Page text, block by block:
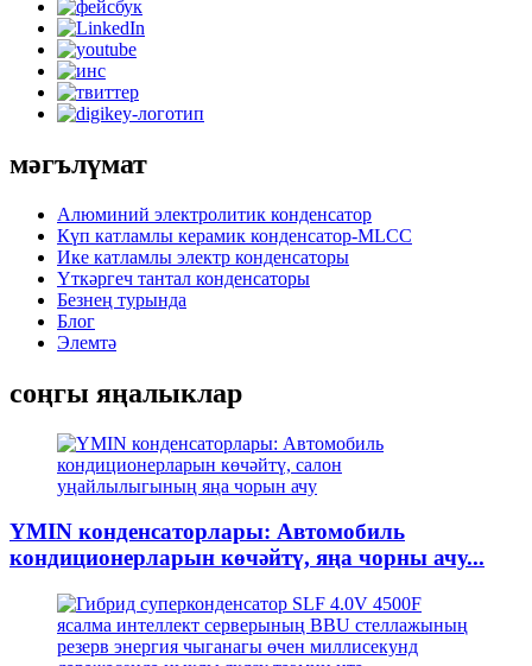
мәгълүмат
Алюминий электролитик конденсатор
Күп катламлы керамик конденсатор-MLCC
Ике катламлы электр конденсаторы
Үткәргеч тантал конденсаторы
Безнең турында
Блог
Элемтә
соңгы яңалыклар
YMIN конденсаторлары: Автомобиль
кондиционерларын көчәйтү, яңа чорны ачу...